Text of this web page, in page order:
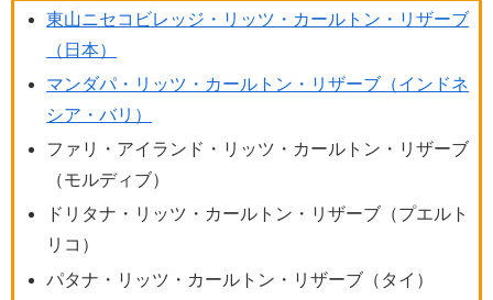
東山ニセコビレッジ・リッツ・カールトン・リザーブ
（日本）
マンダパ・リッツ・カールトン・リザーブ（インドネ
シア・バリ）
ファリ・アイランド・リッツ・カールトン・リザーブ
（モルディブ）
ドリタナ・リッツ・カールトン・リザーブ（プエルト
リコ）
パタナ・リッツ・カールトン・リザーブ（タイ）